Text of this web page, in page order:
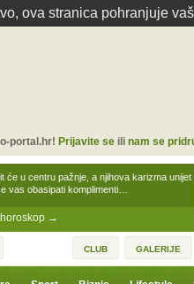
ova stranica pohranjuje
→
će u centru pažnje, a njihova karizma
vas obasipati komplimenti…
portal.hr! Prijavite seili nam se
CLUB GALERIJE